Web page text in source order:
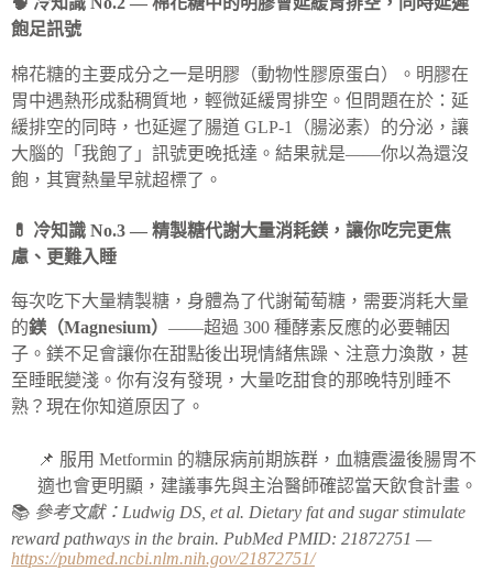
飽足訊號
棉花糖的主要成分之一是明膠（動物性膠原蛋白）。明膠在
胃中遇熱形成黏稠質地，輕微延緩胃排空。但問題在於：延
緩排空的同時，也延遲了腸道 GLP-1（腸泌素）的分泌，讓
大腦的「我飽了」訊號更晚抵達。結果就是——你以為還沒
飽，其實熱量早就超標了。
💊 冷知識 No.3 — 精製糖代謝大量消耗鎂，讓你吃完更焦
慮、更難入睡
每次吃下大量精製糖，身體為了代謝葡萄糖，需要消耗大量
的鎂（Magnesium） ——超過 300 種酵素反應的必要輔因
子。鎂不足會讓你在甜點後出現情緒焦躁、注意力渙散，甚
至睡眠變淺。你有沒有發現，大量吃甜食的那晚特別睡不
熟？現在你知道原因了。
📌 服用 Metformin 的糖尿病前期族群，血糖震盪後腸胃不
適也會更明顯，建議事先與主治醫師確認當天飲食計畫。
📚 參考文獻：Ludwig DS, et al. Dietary fat and sugar stimulate
reward pathways in the brain. PubMed PMID: 21872751 —
https://pubmed.ncbi.nlm.nih.gov/21872751/